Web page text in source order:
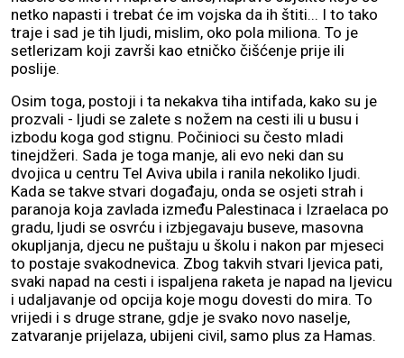
netko napasti i trebat će im vojska da ih štiti... I to tako
traje i sad je tih ljudi, mislim, oko pola miliona. To je
setlerizam koji završi kao etničko čišćenje prije ili
poslije.
Osim toga, postoji i ta nekakva tiha intifada, kako su je
prozvali - ljudi se zalete s nožem na cesti ili u busu i
izbodu koga god stignu. Počinioci su često mladi
tinejdžeri. Sada je toga manje, ali evo neki dan su
dvojica u centru Tel Aviva ubila i ranila nekoliko ljudi.
Kada se takve stvari događaju, onda se osjeti strah i
paranoja koja zavlada između Palestinaca i Izraelaca po
gradu, ljudi se osvrću i izbjegavaju buseve, masovna
okupljanja, djecu ne puštaju u školu i nakon par mjeseci
to postaje svakodnevica. Zbog takvih stvari ljevica pati,
svaki napad na cesti i ispaljena raketa je napad na ljevicu
i udaljavanje od opcija koje mogu dovesti do mira. To
vrijedi i s druge strane, gdje je svako novo naselje,
zatvaranje prijelaza, ubijeni civil, samo plus za Hamas.